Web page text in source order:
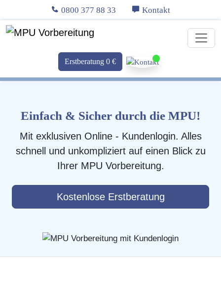
0800 377 88 33 Kontakt
Erstberatung 0 €
Einfach & Sicher durch die MPU!
Mit exklusiven Online - Kundenlogin. Alles
schnell und unkompliziert auf einen Blick zu
Ihrer MPU Vorbereitung.
Kostenlose Erstberatung